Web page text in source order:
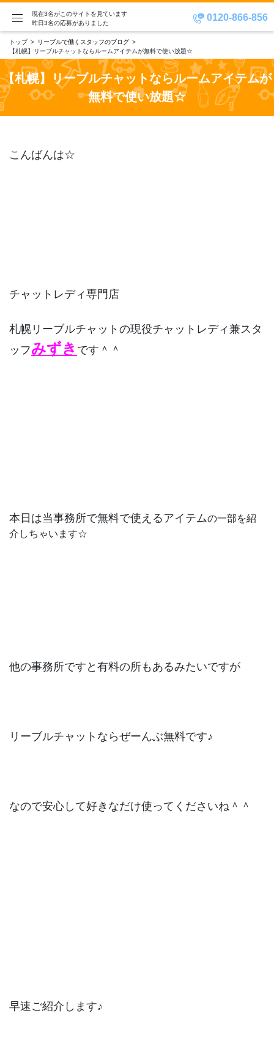
0120-866-856
現在3名がこのサイトを見ています
昨日3名の応募がありました
トップ
リーブルで働くスタッフのブログ
【札幌】リーブルチャットならルームアイテムが無料で使い放題☆
【札幌】リーブルチャットならルームアイテムが
無料で使い放題☆
こんばんは☆
チャットレディ専門店
札幌リーブルチャットの現役チャットレディ兼スタ
ッフみずき です＾＾
本日は当事務所で無料で使えるアイテムの一部を紹
介しちゃいます☆
他の事務所ですと有料の所もあるみたいですが
リーブルチャットならぜーんぶ無料です♪
なので安心して好きなだけ使ってくださいね＾＾
早速ご紹介します♪